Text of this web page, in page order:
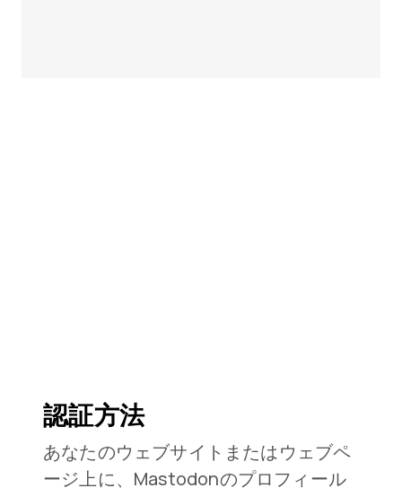
認証方法
あなたのウェブサイトまたはウェブペ
ージ上に、Mastodonのプロフィール